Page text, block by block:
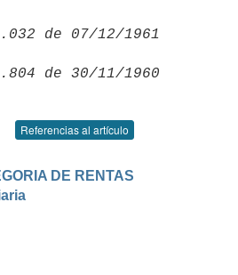
Referencias al artículo
DE RENTAS